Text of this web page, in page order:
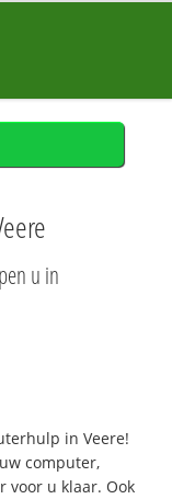
u in
in Veere!
computer,
voor u klaar. Ook